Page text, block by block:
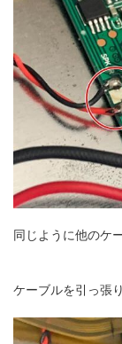
同じように他のケ
ケーブルを引っ張